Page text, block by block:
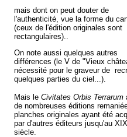
mais dont on peut douter de
l'authenticité, vue la forme du
(ceux de l'édition originales sont
rectangulaires)..
On note aussi quelques autres
différences (le V de "Vieux
nécessité pour le graveur de
quelques parties du ciel...).
Mais le Civitates Orbis Terrarum
de nombreuses éditions
planches originales ayant été
par d'autres éditeurs jusqu'au
siècle.